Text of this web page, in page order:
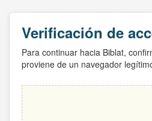
Verificación de
Para continuar hacia Biblat,
proviene de un navegador